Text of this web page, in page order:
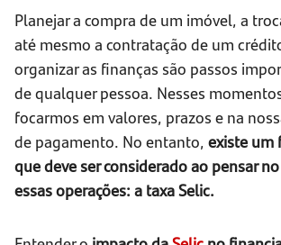
Planejar a compra de um imóvel, a
até mesmo a contratação de um
organizar as finanças são passos
de qualquer pessoa. Nesses
focarmos em valores, prazos e na
de pagamento. No entanto, existe um
que deve ser considerado ao pensar
essas operações: a taxa Selic.